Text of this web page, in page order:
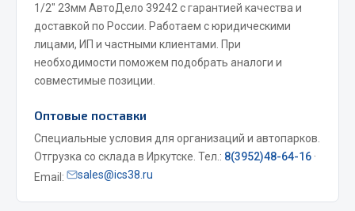
Коробка передач ZF
Показать ещё
Запчасти МАЗ
Система питания
Подвеска
Тормозная система
1/2" 23мм АвтоДело 39242 с гарантией качества и
доставкой по России. Работаем с юридическими
лицами, ИП и частными клиентами. При
необходимости поможем подобрать аналоги и
совместимые позиции.
Оптовые поставки
Специальные условия для организаций и автопарков.
Отгрузка со склада в Иркутске. Тел.: 8(3952)48-64-16 ·
Email:
sales@ics38.ru